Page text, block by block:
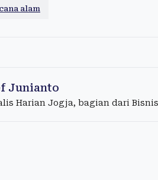
alam
Junianto
Harian Jogja, bagian dari